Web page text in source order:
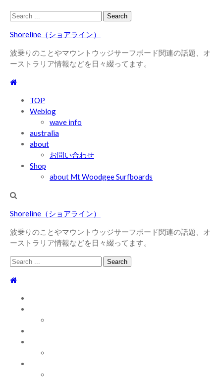
Skip
navigation
Skip
content
Search
Shoreline（ショアライン）
波乗りのことやマウントウッジサーフボード関連の話題、オ
ーストラリア情報などを日々綴ってます。
TOP
Weblog
wave info
australia
about
お問い合わせ
Shop
about Mt Woodgee Surfboards
Shoreline（ショアライン）
波乗りのことやマウントウッジサーフボード関連の話題、オ
ーストラリア情報などを日々綴ってます。
Search